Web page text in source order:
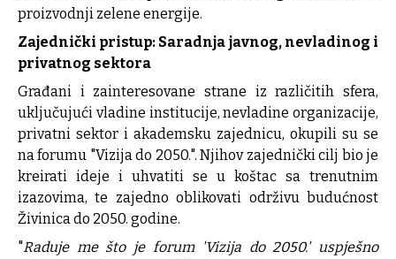
proizvodnji zelene energije.
Zajednički pristup: Saradnja javnog, nevladinog i
privatnog sektora
Građani i zainteresovane strane iz različitih sfera,
uključujući vladine institucije, nevladine organizacije,
privatni sektor i akademsku zajednicu, okupili su se
na forumu "Vizija do 2050.". Njihov zajednički cilj bio je
kreirati ideje i uhvatiti se u koštac sa trenutnim
izazovima, te zajedno oblikovati održivu budućnost
Živinica do 2050. godine.
"Raduje me što je forum 'Vizija do 2050.' uspješno